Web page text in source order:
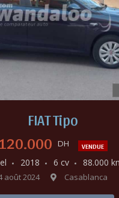
FIAT Tipo
DH VENDUE
2018 6 cv 88.000
août 2024 Casablanca